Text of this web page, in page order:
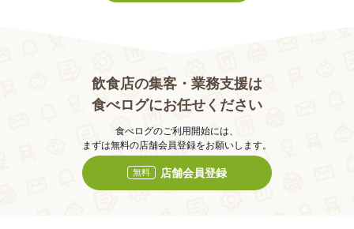
飲食店の集客・業務支援は
食べログにお任せください
食べログのご利用開始には、
まずは無料の店舗会員登録をお願いします。
無料 店舗会員登録